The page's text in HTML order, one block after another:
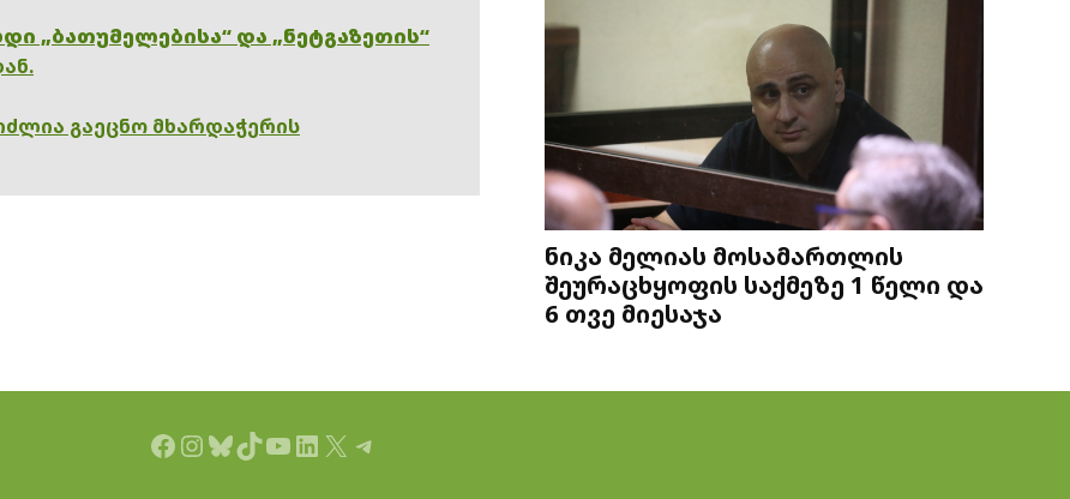
„ბათუმელებისა“ და „ნეტგაზეთის“
გაეცნო მხარდაჭერის
ნიკა მელიას მოსამართლის
შეურაცხყოფის საქმეზე 1 წელი და
6 თვე მიესაჯა
Facebook
Instagram
Bluesky
TikTok
YouTube
LinkedIn
X Telegram